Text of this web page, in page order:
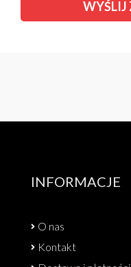
INFORMACJE
O nas
Kontakt